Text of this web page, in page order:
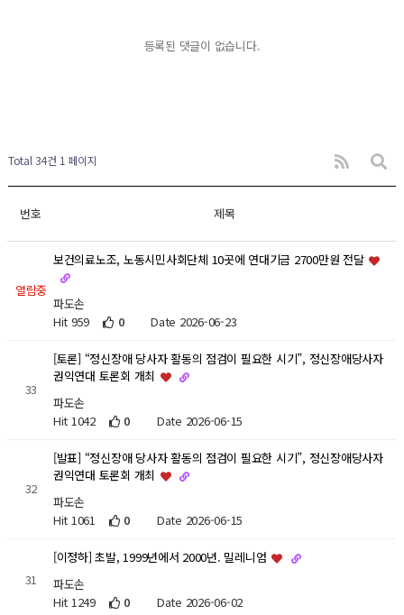
등록된 댓글이 없습니다.
Total 34건 1 페이지
번호 제목
열람중
보건의료노조, 노동시민사회단체 10곳에 연대기금 2700만원 전달
파도손
Hit 959
0 Date 2026-06-23
33
[토론] “정신장애 당사자 활동의 점검이 필요한 시기”, 정신장애당사자
권익연대 토론회 개최
파도손
Hit 1042
0 Date 2026-06-15
32
[발표] “정신장애 당사자 활동의 점검이 필요한 시기”, 정신장애당사자
권익연대 토론회 개최
파도손
Hit 1061
0 Date 2026-06-15
31
[이정하] 초발, 1999년에서 2000년. 밀레니엄
파도손
Hit 1249
0 Date 2026-06-02